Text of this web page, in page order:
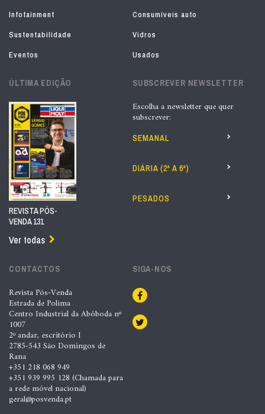
Infotainment
Consumíveis auto
Sustentabilidade
Vidros
Eventos
Usados
ÚLTIMA EDIÇÃO
REVISTA PÓS-
VENDA 131
Ver todas
SUBSCREVER NEWSLETTER
Escolha a newsletter que quer
subscrever:
SEMANAL
DIÁRIA (2ª A 6ª)
PESADOS
CONTACTOS
Revista Pós-Venda
Estrada de Polima
Centro Industrial da Abóboda nº
1007
2º andar, escritório I
2785-543 São Domingos de
Rana
+351 218 068 949
+351 939 995 128 (Chamada para
a rede móvel nacional)
geral@posvenda.pt
SIGA-NOS